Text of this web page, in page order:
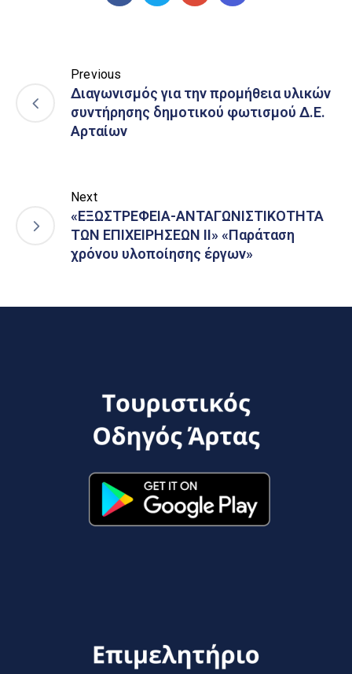
Previous
Διαγωνισμός για την προμήθεια υλικών
συντήρησης δημοτικού φωτισμού Δ.Ε.
Αρταίων
Next
«ΕΞΩΣΤΡΕΦΕΙΑ-ΑΝΤΑΓΩΝΙΣΤΙΚΟΤΗΤΑ
ΤΩΝ ΕΠΙΧΕΙΡΗΣΕΩΝ ΙΙ» «Παράταση
χρόνου υλοποίησης έργων»